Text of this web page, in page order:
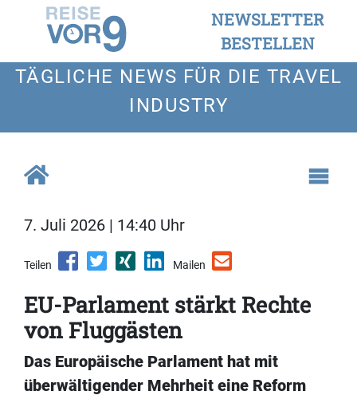
NEWSLETTER
BESTELLEN
TÄGLICHE NEWS FÜR DIE TRAVEL
INDUSTRY
7. Juli 2026 | 14:40 Uhr
Teilen Mailen
EU-Parlament stärkt Rechte
von Fluggästen
Das Europäische Parlament hat mit
überwältigender Mehrheit eine Reform